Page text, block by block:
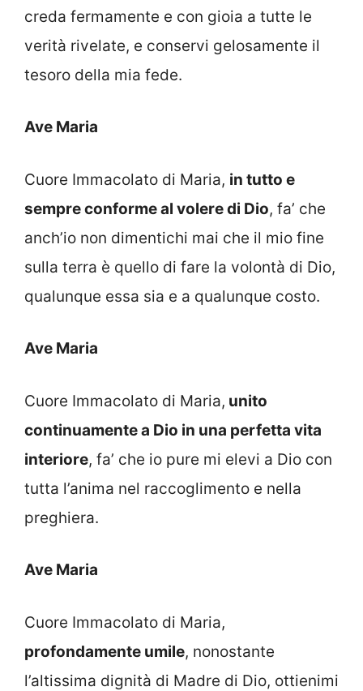
creda fermamente e con gioia a tutte le
verità rivelate, e conservi gelosamente il
tesoro della mia fede.
Ave Maria
Cuore Immacolato di Maria, in tutto e
sempre conforme al volere di Dio, fa’ che
anch’io non dimentichi mai che il mio fine
sulla terra è quello di fare la volontà di Dio,
qualunque essa sia e a qualunque costo.
Ave Maria
Cuore Immacolato di Maria, unito
continuamente a Dio in una perfetta vita
interiore, fa’ che io pure mi elevi a Dio con
tutta l’anima nel raccoglimento e nella
preghiera.
Ave Maria
Cuore Immacolato di Maria,
profondamente umile, nonostante
l’altissima dignità di Madre di Dio, ottienimi